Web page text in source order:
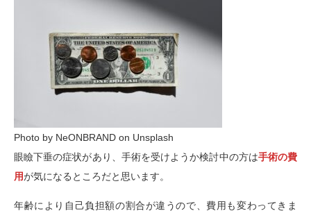
Photo by NeONBRAND on Unsplash
眼瞼下垂の症状があり、手術を受けようか検討中の方は手術の費
用が気になるところだと思います。
年齢により自己負担額の割合が違うので、費用も変わってきま